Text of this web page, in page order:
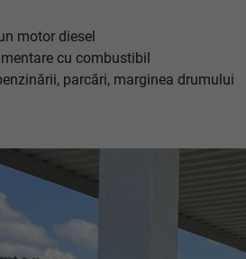
motor diesel
cu combustibil
parcări, marginea drumului